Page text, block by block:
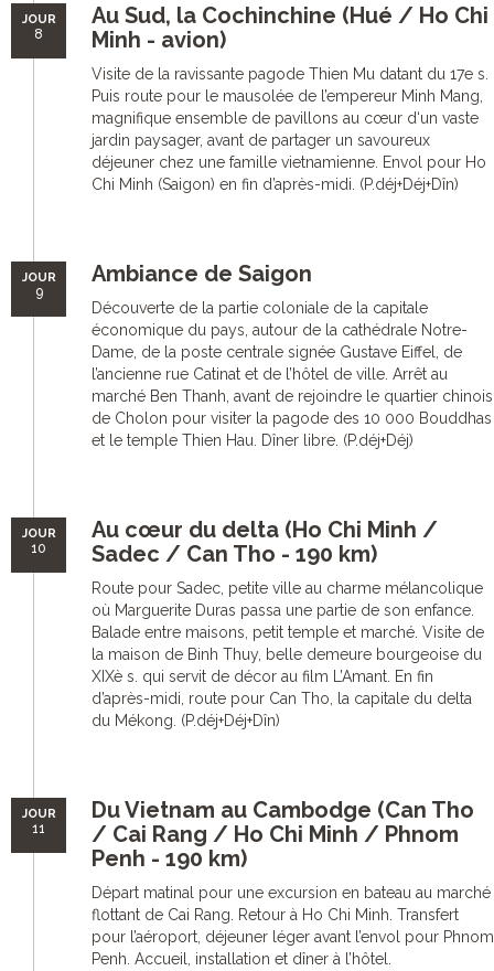
JOUR
8
Au Sud, la Cochinchine (Hué / Ho Chi
Minh - avion)
Visite de la ravissante pagode Thien Mu datant du 17e s.
Puis route pour le mausolée de l’empereur Minh Mang,
magnifique ensemble de pavillons au cœur d‘un vaste
jardin paysager, avant de partager un savoureux
déjeuner chez une famille vietnamienne. Envol pour Ho
Chi Minh (Saigon) en fin d’après-midi. (P.déj+Déj+Dîn)
JOUR
9
Ambiance de Saigon
Découverte de la partie coloniale de la capitale
économique du pays, autour de la cathédrale Notre-
Dame, de la poste centrale signée Gustave Eiffel, de
l’ancienne rue Catinat et de l’hôtel de ville. Arrêt au
marché Ben Thanh, avant de rejoindre le quartier chinois
de Cholon pour visiter la pagode des 10 000 Bouddhas
et le temple Thien Hau. Dîner libre. (P.déj+Déj)
JOUR
10
Au cœur du delta (Ho Chi Minh /
Sadec / Can Tho - 190 km)
Route pour Sadec, petite ville au charme mélancolique
où Marguerite Duras passa une partie de son enfance.
Balade entre maisons, petit temple et marché. Visite de
la maison de Binh Thuy, belle demeure bourgeoise du
XIXè s. qui servit de décor au film L’Amant. En fin
d’après-midi, route pour Can Tho, la capitale du delta
du Mékong. (P.déj+Déj+Dîn)
JOUR
11
Du Vietnam au Cambodge (Can Tho
/ Cai Rang / Ho Chi Minh / Phnom
Penh - 190 km)
Départ matinal pour une excursion en bateau au marché
flottant de Cai Rang. Retour à Ho Chi Minh. Transfert
pour l’aéroport, déjeuner léger avant l’envol pour Phnom
Penh. Accueil, installation et dîner à l’hôtel.